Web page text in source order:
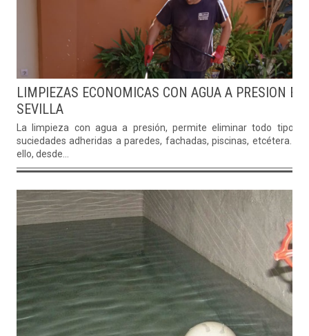
LIMPIEZAS ECONOMICAS CON AGUA A PRESION EN
SEVILLA
La limpieza con agua a presión, permite eliminar todo tipo de
suciedades adheridas a paredes, fachadas, piscinas, etcétera. Por
ello, desde...